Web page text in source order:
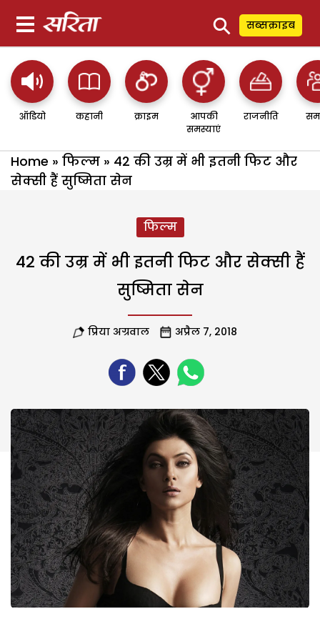
⚲ सब्सक्राइब
ऑडियो कहानी क्राइम
आपकी
समस्याएं
राजनीति
Home » फिल्म » 42 की उम्र में भी इतनी फिट और
सेक्सी हैं सुष्मिता सेन
फिल्म
42 की उम्र में भी इतनी फिट और सेक्सी हैं
सुष्मिता सेन
प्रिया अग्रवाल अप्रैल 7, 2018